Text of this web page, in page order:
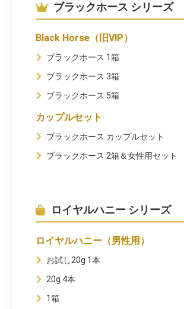
ブラックホース シリーズ
Black Horse（旧VIP）
ブラックホース 1箱
ブラックホース 3箱
ブラックホース 5箱
カップルセット
ブラックホース カップルセット
ブラックホース 2箱＆女性用セット
ロイヤルハニー シリーズ
ロイヤルハニー（男性用）
お試し20g 1本
20g 4本
1箱